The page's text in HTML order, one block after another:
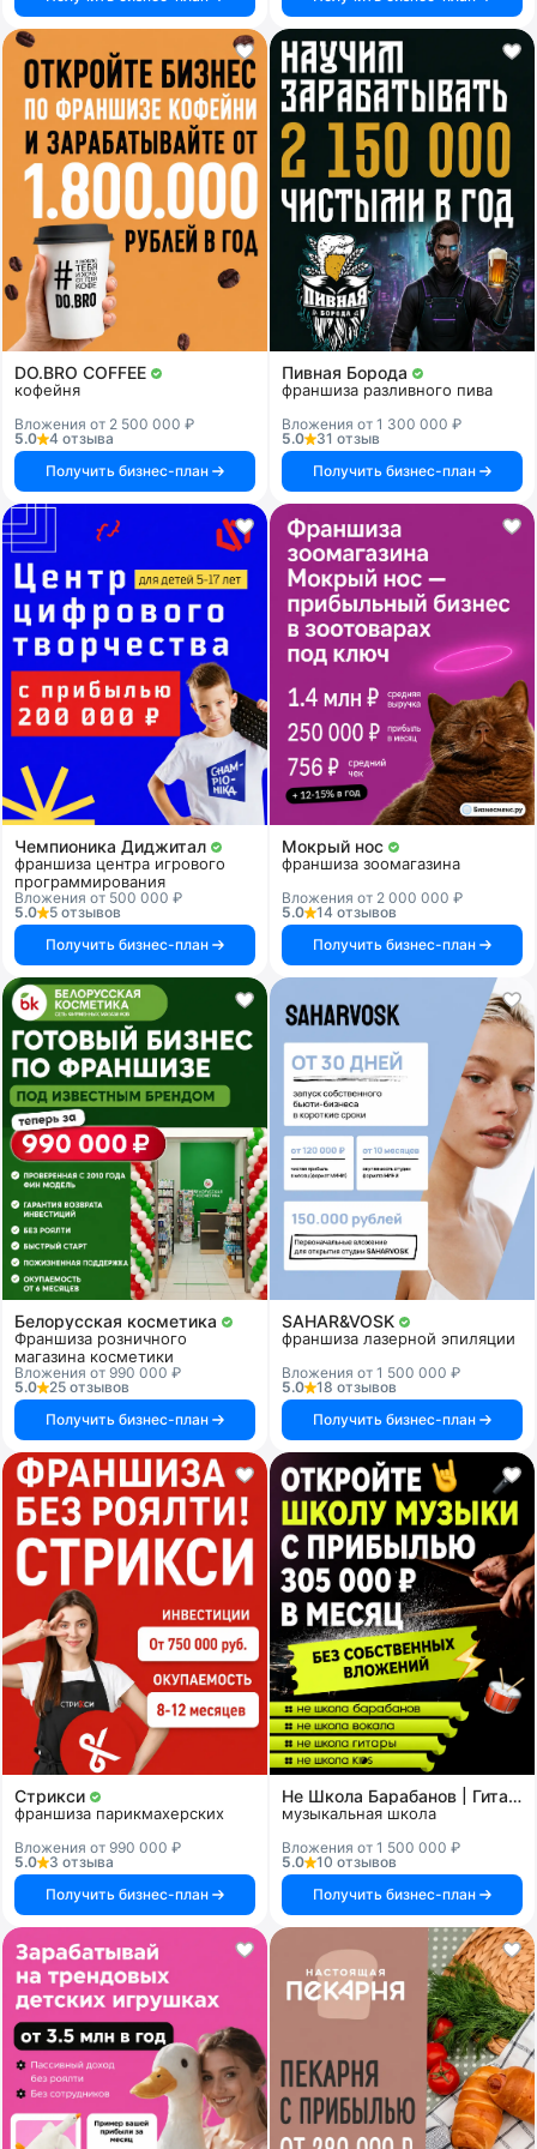
DO.BRO COFFEE
кофейня
Вложения от 2 500 000 ₽
5.0
4 отзыва
Получить бизнес-план
Пивная Борода
франшиза разливного пива
Вложения от 1 300 000 ₽
5.0
31 отзыв
Получить бизнес-план
Чемпионика Диджитал
франшиза центра игрового
программирования
Вложения от 500 000 ₽
5.0
5 отзывов
Получить бизнес-план
Мокрый нос
франшиза зоомагазина
Вложения от 2 000 000 ₽
5.0
14 отзывов
Получить бизнес-план
Белорусская косметика
Франшиза розничного
магазина косметики
Вложения от 990 000 ₽
5.0
25 отзывов
Получить бизнес-план
SAHAR&VOSK
франшиза лазерной эпиляции
Вложения от 1 500 000 ₽
5.0
18 отзывов
Получить бизнес-план
Стрикси
франшиза парикмахерских
Вложения от 990 000 ₽
5.0
3 отзыва
Получить бизнес-план
Не Школа Барабанов | Гитары | Вокала | KIDS
музыкальная школа
Вложения от 1 500 000 ₽
5.0
10 отзывов
Получить бизнес-план